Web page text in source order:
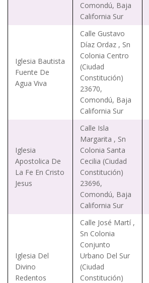
Comondú, Baja
California Sur
Iglesia Bautista
Fuente De
Agua Viva
Calle Gustavo
Díaz Ordaz , Sn
Colonia Centro
(Ciudad
Constitución)
23670,
Comondú, Baja
California Sur
Iglesia
Apostolica De
La Fe En Cristo
Jesus
Calle Isla
Margarita , Sn
Colonia Santa
Cecilia (Ciudad
Constitución)
23696,
Comondú, Baja
California Sur
Iglesia Del
Divino
Redentos
Calle José Martí ,
Sn Colonia
Conjunto
Urbano Del Sur
(Ciudad
Constitución)